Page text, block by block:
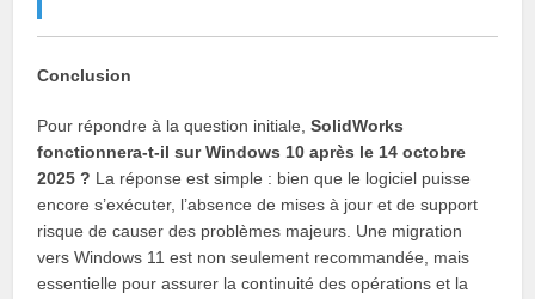
Conclusion
Pour répondre à la question initiale,SolidWorks
fonctionnera-t-il sur Windows 10 après le 14 octobre
2025 ? La réponse est simple : bien que le logiciel puisse
encore s’exécuter, l’absence de mises à jour et de support
risque de causer des problèmes majeurs. Une migration
vers Windows 11 est non seulement recommandée, mais
essentielle pour assurer la continuité des opérations et la